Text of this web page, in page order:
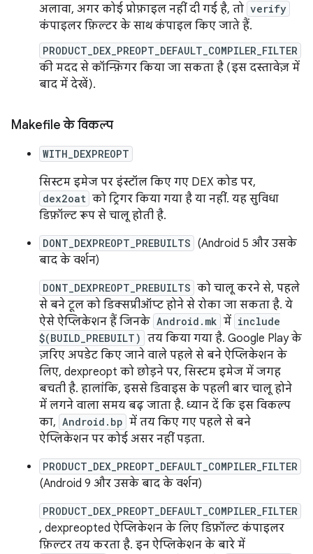
अलावा, अगर कोई प्रोफ़ाइल नहीं दी गई है, तो verify
कंपाइलर फ़िल्टर के साथ कंपाइल किए जाते हैं.
PRODUCT_DEX_PREOPT_DEFAULT_COMPILER_FILTER
की मदद से कॉन्फ़िगर किया जा सकता है (इस दस्तावेज़ में
बाद में देखें).
Makefile के विकल्प
WITH_DEXPREOPT
सिस्टम इमेज पर इंस्टॉल किए गए DEX कोड पर,
dex2oat को ट्रिगर किया गया है या नहीं. यह सुविधा
डिफ़ॉल्ट रूप से चालू होती है.
DONT_DEXPREOPT_PREBUILTS (Android 5 और उसके
बाद के वर्शन)
DONT_DEXPREOPT_PREBUILTS को चालू करने से, पहले
से बने टूल को डिक्सप्रीऑप्ट होने से रोका जा सकता है. ये
ऐसे ऐप्लिकेशन हैं जिनके Android.mk में include
$(BUILD_PREBUILT) तय किया गया है. Google Play के
ज़रिए अपडेट किए जाने वाले पहले से बने ऐप्लिकेशन के
लिए, dexpreopt को छोड़ने पर, सिस्टम इमेज में जगह
बचती है. हालांकि, इससे डिवाइस के पहली बार चालू होने
में लगने वाला समय बढ़ जाता है. ध्यान दें कि इस विकल्प
का, Android.bp में तय किए गए पहले से बने
ऐप्लिकेशन पर कोई असर नहीं पड़ता.
PRODUCT_DEX_PREOPT_DEFAULT_COMPILER_FILTER
(Android 9 और उसके बाद के वर्शन)
PRODUCT_DEX_PREOPT_DEFAULT_COMPILER_FILTER
, dexpreopted ऐप्लिकेशन के लिए डिफ़ॉल्ट कंपाइलर
फ़िल्टर तय करता है. इन ऐप्लिकेशन के बारे में